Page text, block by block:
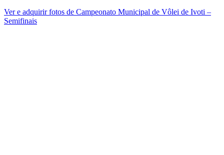
Ver e adquirir fotos de Campeonato Municipal de Vôlei de Ivoti –
Semifinais